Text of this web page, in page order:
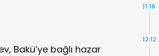
Bakü’ye bağlı hazar
11:16
12:12